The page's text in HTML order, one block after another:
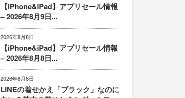
【iPhone&iPad】アプリセール情報
– 2026年8月9日...
2026年8月8日
【iPhone&iPad】アプリセール情報
– 2026年8月8日...
2026年8月8日
LINEの着せかえ「ブラック」なのに